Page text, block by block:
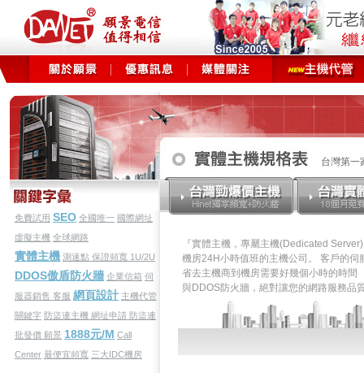
台灣第一
免費試用 SEO 全國唯一 國際網址
虛擬主機 全球網路
實體主機 測速點 保證頻寬 1U/2U
DDOS傲盾防火牆 企業信箱 伺
服器銷售 客服 網頁設計 主機代管
關鍵字 防盜連主機 網址申請 防盜連
批發價 願景 1888元/M Call
Center 最便宜頻寬 三大IDC機房
『實體主機，專屬主機(Dedicated
機房24H小時值班的主機公司。 客戶的
省去主機商到機房需要好幾個小時的時間
與DDOS防火牆，絕對讓您的網路服務品